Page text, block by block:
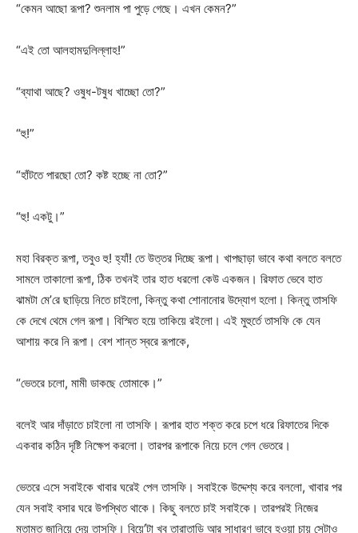
“কেমন আছো রূপা? শুনলাম পা পুড়ে গেছে। এখন কেমন?”
“এই তো আলহামদুলিল্লাহ!”
“ব্যাথা আছে? ওষুধ-টষুধ খাচ্ছো তো?”
“হু!”
“হাঁটতে পারছো তো? কষ্ট হচ্ছে না তো?”
“হু! একটু।”
মহা বিরক্ত রূপা, তবুও হু! হ্যাঁ! তে উত্তর দিচ্ছে রূপা। খাপছাড়া ভাবে কথা বলতে বলতে
সামলে তাকালো রূপা, ঠিক তখনই তার হাত ধরলো কেউ একজন। রিফাত ভেবে হাত
ঝামটা মে’রে ছাড়িয়ে নিতে চাইলো, কিন্তু কথা শোনানোর উদ্যোগ হলো। কিন্তু তাসফি
কে দেখে থেমে গেল রূপা। বিস্মিত হয়ে তাকিয়ে রইলো। এই মুহুর্তে তাসফি কে যেন
আশায় করে নি রূপা। বেশ শান্ত স্বরে রূপাকে,
“ভেতরে চলো, মামী ডাকছে তোমাকে।”
বলেই আর দাঁড়াতে চাইলো না তাসফি। রূপার হাত শক্ত করে চপে ধরে রিফাতের দিকে
একবার কঠিন দৃষ্টি নিক্ষেপ করলো। তারপর রূপাকে নিয়ে চলে গেল ভেতরে।
ভেতরে এসে সবাইকে খাবার ঘরেই পেল তাসফি। সবাইকে উদ্দেশ্য করে বললো, খাবার পর
যেন সবাই বসার ঘরে উপস্থিত থাকে। কিছু বলতে চাই সবাইকে। তারপরই নিজের
মতামত জানিয়ে দেয় তাসফি। বিয়ে’টা খুব তারাতাড়ি আর সাধারণ ভাবে হওয়া চায় সেটাও